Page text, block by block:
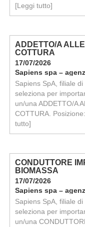
[Leggi tutto]
ADDETTO/A
COTTURA
17/07/2026
Sapiens SpA, filiale di
seleziona per
un/una ADDETTO/A
COTTURA.
tutto]
CONDUTTORE
BIOMASSA
17/07/2026
Sapiens SpA, filiale di
seleziona per
un/una